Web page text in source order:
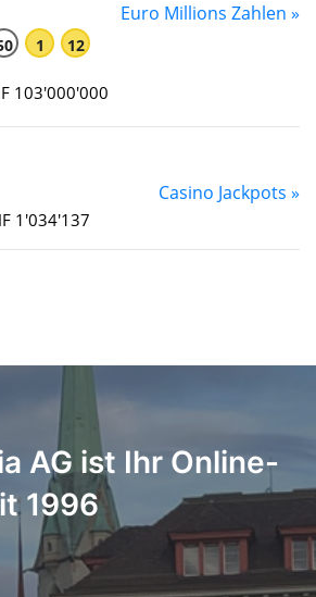
Euro Millions Zahlen »
1 12
103'000'000
Casino Jackpots »
1'034'137
AG ist Ihr Online-
1996